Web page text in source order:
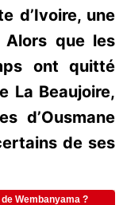
d’Ivoire, une
Alors que les
ont quitté
La Beaujoire,
d’Ousmane
de ses